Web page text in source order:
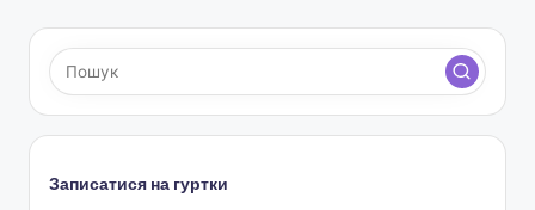
с
н
о
р
Записатися на гуртки